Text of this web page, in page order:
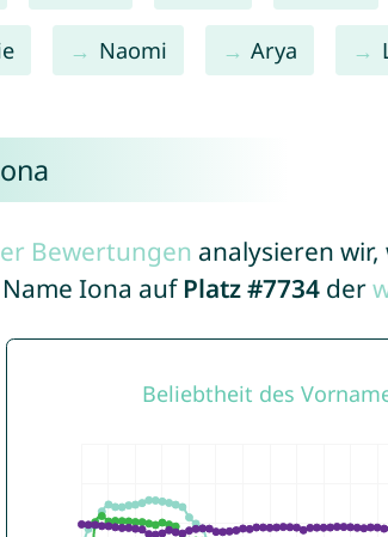
Naomi Arya
Bewertungen analysieren
Iona auf Platz #7734der